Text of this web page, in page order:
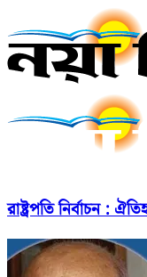
রাষ্ট্রপতি নির্বাচন :